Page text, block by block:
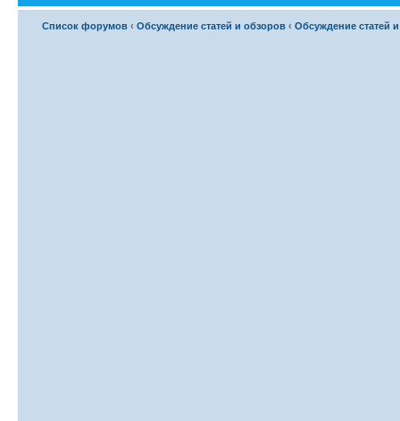
Список форумов ‹ Обсуждение статей и обзоров ‹ Обсуждение статей